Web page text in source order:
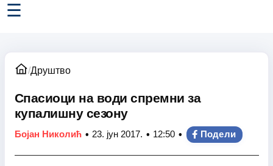
☰
/Друштво
Спасиоци на води спремни за
купалишну сезону
Бојан Николић • 23. јун 2017. • 12:50 • Подели